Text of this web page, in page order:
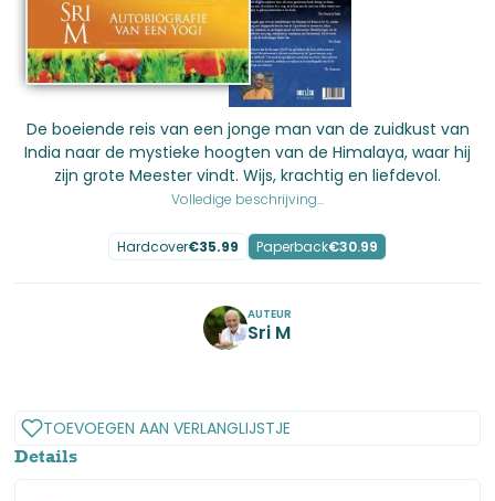
De boeiende reis van een jonge man van de zuidkust van
India naar de mystieke hoogten van de Himalaya, waar hij
zijn grote Meester vindt. Wijs, krachtig en liefdevol.
Volledige beschrijving...
Hardcover€35.99 Paperback€30.99
AUTEUR
Sri M
TOEVOEGEN AAN VERLANGLIJSTJE
Details